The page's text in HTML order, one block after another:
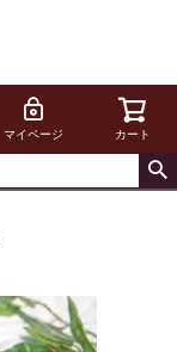
マイページ カート